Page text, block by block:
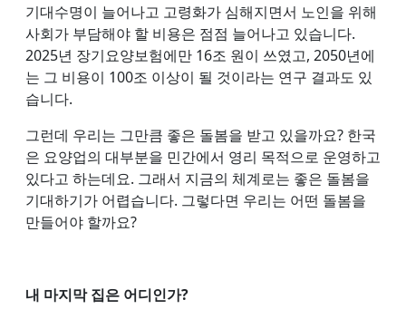
기대수명이 늘어나고 고령화가 심해지면서 노인을 위해
사회가 부담해야 할 비용은 점점 늘어나고 있습니다.
2025년 장기요양보험에만 16조 원이 쓰였고, 2050년에
는 그 비용이 100조 이상이 될 것이라는 연구 결과도 있
습니다.
그런데 우리는 그만큼 좋은 돌봄을 받고 있을까요? 한국
은 요양업의 대부분을 민간에서 영리 목적으로 운영하고
있다고 하는데요. 그래서 지금의 체계로는 좋은 돌봄을
기대하기가 어렵습니다. 그렇다면 우리는 어떤 돌봄을
만들어야 할까요?
내 마지막 집은 어디인가?